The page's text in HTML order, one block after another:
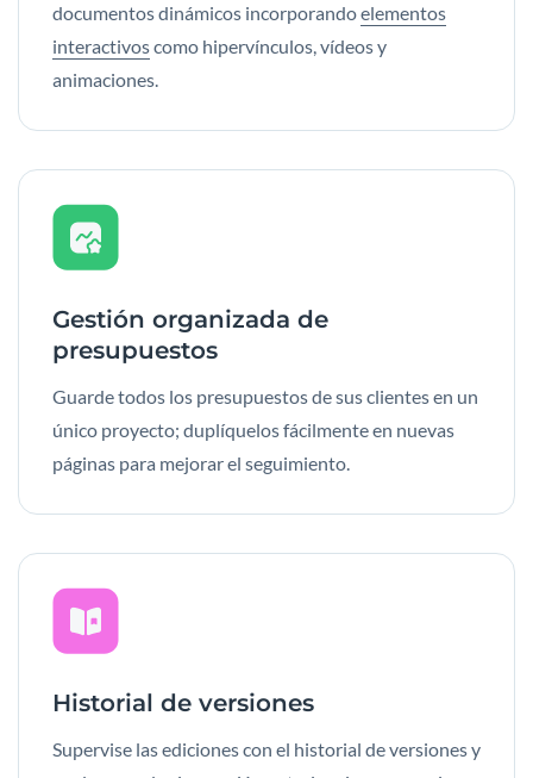
documentos dinámicos incorporandoelementos
interactivoscomo hipervínculos, vídeos y
animaciones.
Gestión organizada de
presupuestos
Guarde todos los presupuestos de sus clientes en un
único proyecto; duplíquelos fácilmente en nuevas
páginas para mejorar el seguimiento.
Historial de versiones
Supervise las ediciones con el historial de versiones y